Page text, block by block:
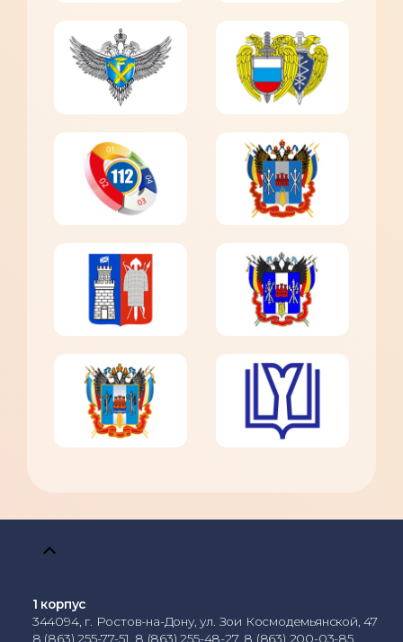
1 корпус
344094, г. Ростов-на-Дону, ул. Зои Космодемьянской, 47
8 (863) 255-77-51, 8 (863) 255-48-27, 8 (863) 200-03-85